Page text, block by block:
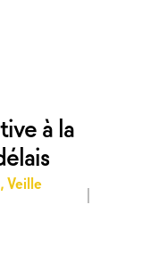
à la
,Veille